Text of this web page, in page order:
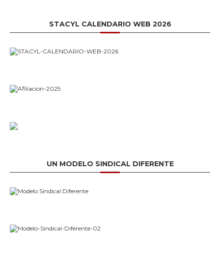
STACYL CALENDARIO WEB 2026
UN MODELO SINDICAL DIFERENTE